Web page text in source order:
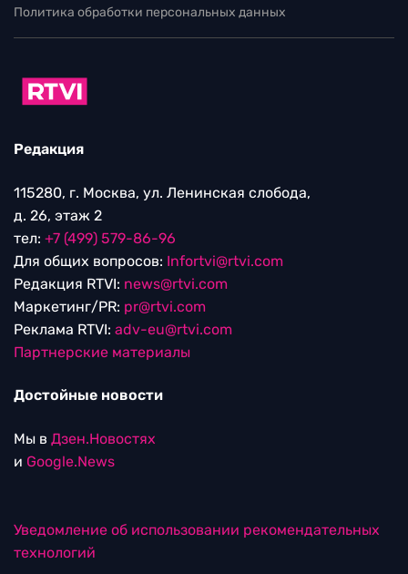
Политика обработки персональных данных
Редакция
115280, г. Москва, ул. Ленинская слобода,
д. 26, этаж 2
тел: +7 (499) 579-86-96
Для общих вопросов: Infortvi@rtvi.com
Редакция RTVI: news@rtvi.com
Маркетинг/PR: pr@rtvi.com
Реклама RTVI: adv-eu@rtvi.com
Партнерские материалы
Достойные новости
Мы в Дзен.Новостях
и Google.News
Уведомление об использовании рекомендательных
технологий